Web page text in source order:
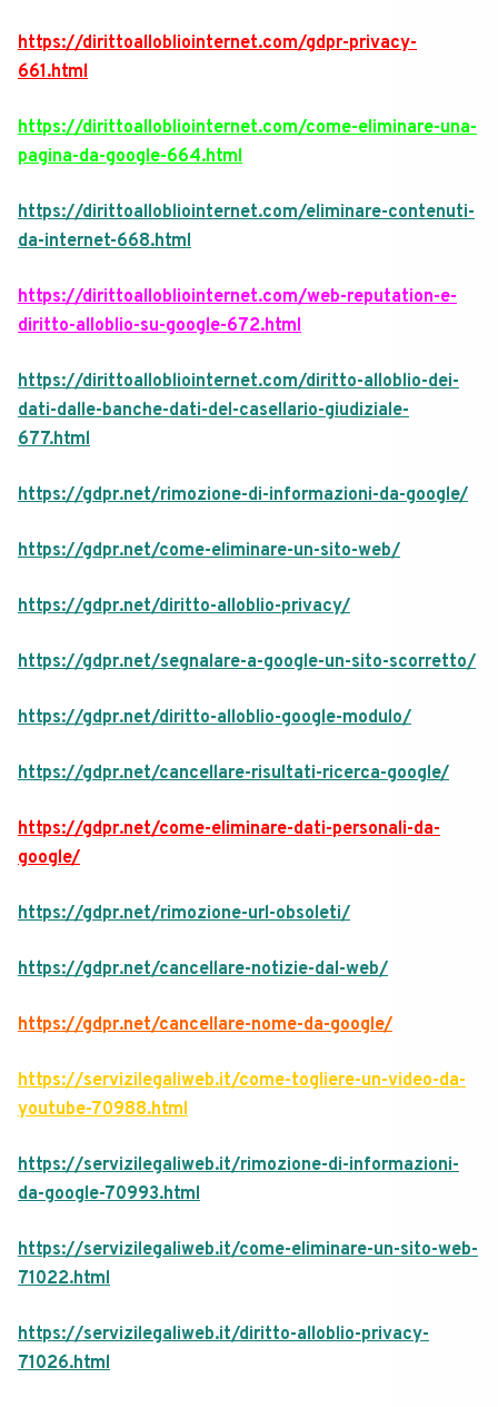
https://dirittoallobliointernet.com/gdpr-privacy-
661.html
https://dirittoallobliointernet.com/come-eliminare-una-
pagina-da-google-664.html
https://dirittoallobliointernet.com/eliminare-contenuti-
da-internet-668.html
https://dirittoallobliointernet.com/web-reputation-e-
diritto-alloblio-su-google-672.html
https://dirittoallobliointernet.com/diritto-alloblio-dei-
dati-dalle-banche-dati-del-casellario-giudiziale-
677.html
https://gdpr.net/rimozione-di-informazioni-da-google/
https://gdpr.net/come-eliminare-un-sito-web/
https://gdpr.net/diritto-alloblio-privacy/
https://gdpr.net/segnalare-a-google-un-sito-scorretto/
https://gdpr.net/diritto-alloblio-google-modulo/
https://gdpr.net/cancellare-risultati-ricerca-google/
https://gdpr.net/come-eliminare-dati-personali-da-
google/
https://gdpr.net/rimozione-url-obsoleti/
https://gdpr.net/cancellare-notizie-dal-web/
https://gdpr.net/cancellare-nome-da-google/
https://servizilegaliweb.it/come-togliere-un-video-da-
youtube-70988.html
https://servizilegaliweb.it/rimozione-di-informazioni-
da-google-70993.html
https://servizilegaliweb.it/come-eliminare-un-sito-web-
71022.html
https://servizilegaliweb.it/diritto-alloblio-privacy-
71026.html